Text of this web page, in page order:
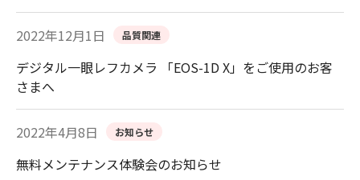
2022年12月1日 品質関連
デジタル一眼レフカメラ 「EOS-1D X」をご使用のお客
さまへ
2022年4月8日 お知らせ
無料メンテナンス体験会のお知らせ